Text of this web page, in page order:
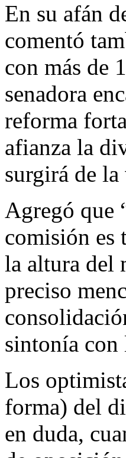
En su afán
comentó
con más de
senadora
reforma
afianza la
surgirá de
Agregó que
comisión es
la altura del
preciso
sintonía con
Los
forma) del
en duda,